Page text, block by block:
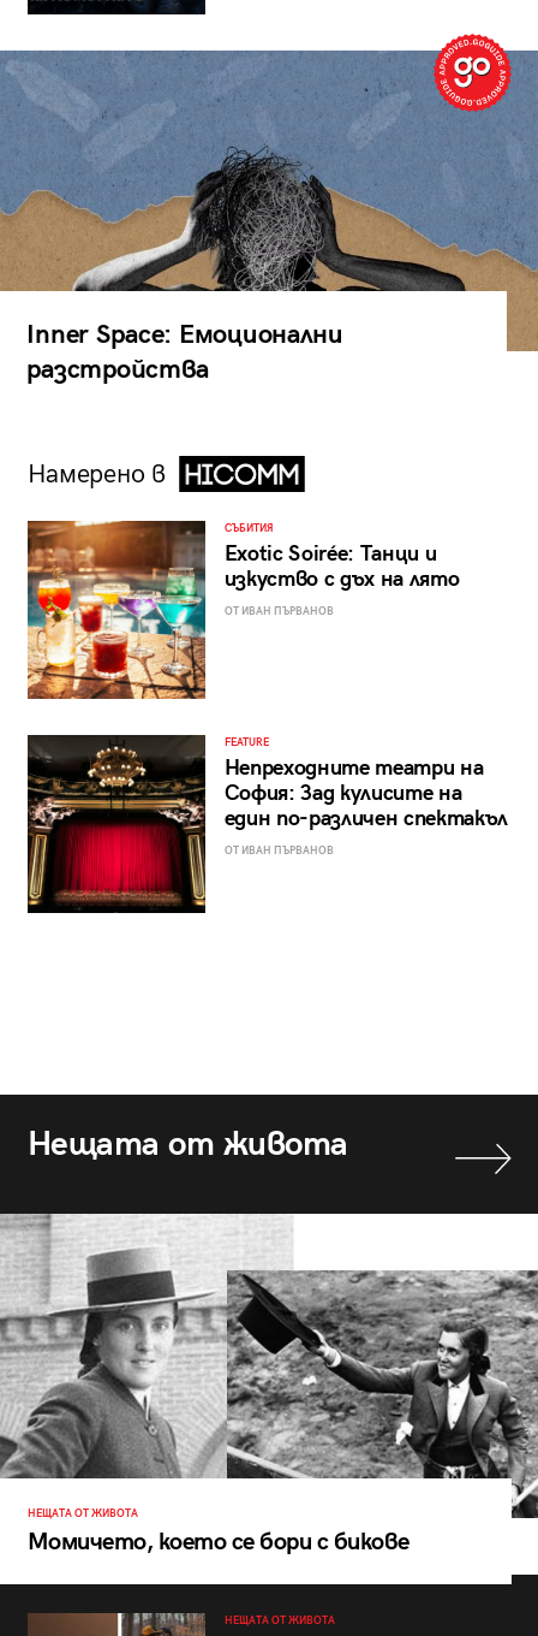
Inner Space: Емоционални
разстройства
Намерено в
СЪБИТИЯ
Exotic Soirée: Танци и
изкуство с дъх на лято
ОТ ИВАН ПЪРВАНОВ
FEATURE
Непреходните театри на
София: Зад кулисите на
един по-различен спектакъл
ОТ ИВАН ПЪРВАНОВ
Нещата от живота
НЕЩАТА ОТ ЖИВОТА
Момичето, което се бори с бикове
НЕЩАТА ОТ ЖИВОТА